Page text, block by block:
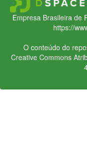
Empresa Brasileira de
https://
O conteúdo do
Creative Commons